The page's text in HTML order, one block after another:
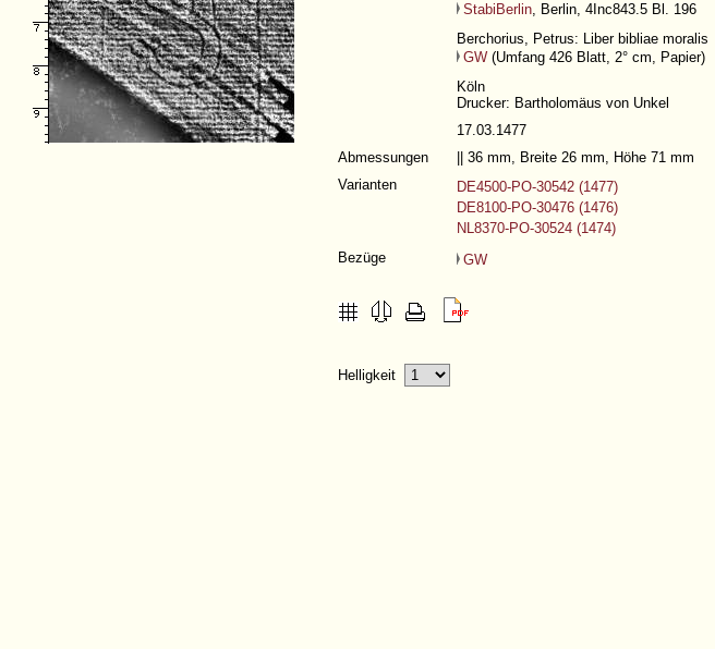
StabiBerlin, Berlin, 4Inc843.5 Bl. 196
Berchorius, Petrus: Liber bibliae moralis
GW (Umfang 426 Blatt, 2° cm, Papier)
Köln
Drucker: Bartholomäus von Unkel
17.03.1477
Abmessungen
|| 36 mm, Breite 26 mm, Höhe 71 mm
Varianten
DE4500-PO-30542 (1477)
DE8100-PO-30476 (1476)
NL8370-PO-30524 (1474)
Bezüge
GW
Helligkeit